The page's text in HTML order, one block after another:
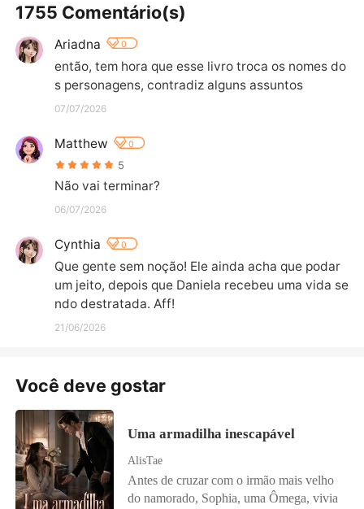
1755 Comentário(s)
Ariadna 0
então, tem hora que esse livro troca os nomes do
s personagens, contradiz alguns assuntos
07/07/2026
Matthew 0
5
Não vai terminar?
06/07/2026
Cynthia 0
Que gente sem noção! Ele ainda acha que podar
um jeito, depois que Daniela recebeu uma vida se
ndo destratada. Aff!
21/06/2026
Você deve gostar
Uma armadilha inescapável
AlisTae
Antes de cruzar com o irmão mais velho
do namorado, Sophia, uma Ômega, vivia